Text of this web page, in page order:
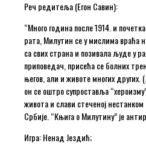
Реч редитеља (Егон Савин):
“Много година после 1914. и
рата, Милутин се у мислима враћа
са свих страна и позивала људе у
приповедач, присећа се болних
његов, али и животе многих других.
он се оштро супроставља
живота и слави стеченој
Србије. “Књига о Милутину” је
Игра: Ненад Јездић;